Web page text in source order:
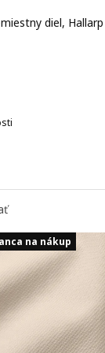
so širokými
diel, Hallarp
139
Poťah na 2-
Poťah na 2-
na nákup